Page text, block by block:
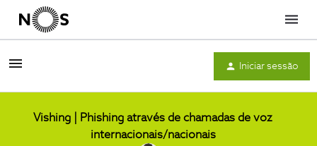
Menu
Iniciar sessão
Vishing | Phishing através de chamadas de voz
internacionais/nacionais